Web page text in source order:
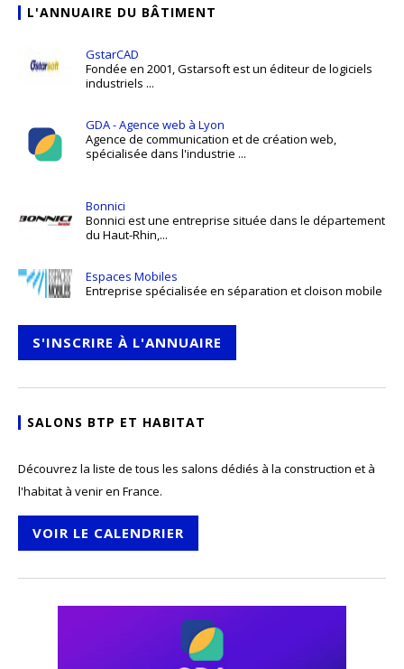
L'ANNUAIRE DU BÂTIMENT
GstarCAD
Fondée en 2001, Gstarsoft est un éditeur de logiciels
industriels ...
GDA - Agence web à Lyon
Agence de communication et de création web,
spécialisée dans l'industrie ...
Bonnici
Bonnici est une entreprise située dans le département
du Haut-Rhin,...
Espaces Mobiles
Entreprise spécialisée en séparation et cloison mobile
S'INSCRIRE À L'ANNUAIRE
SALONS BTP ET HABITAT
Découvrez la liste de tous les salons dédiés à la construction et à
l'habitat à venir en France.
VOIR LE CALENDRIER